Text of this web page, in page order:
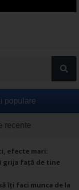
populare
recente
efecte mari:
grija față de tine
îți faci munca de la